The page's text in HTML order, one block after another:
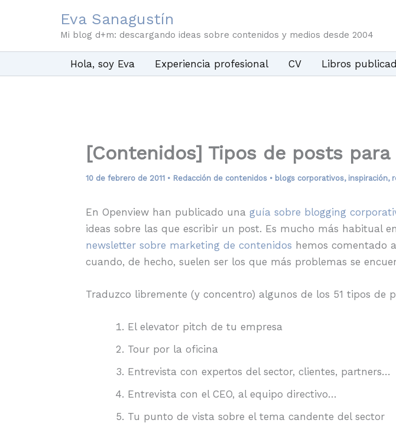
Eva Sanagustín
Mi blog d+m: descargando ideas sobre contenidos y medios desde 2004
Hola, soy Eva Experiencia profesional CV Libros
[Contenidos] Tipos de posts
10 de febrero de 2011 • Redacción de contenidos• blogs corporativos, inspiración,
En Openview han publicado una guía sobre blogging
ideas sobre las que escribir un post. Es mucho más habitual
newsletter sobre marketing de contenidos hemos comentado
cuando, de hecho, suelen ser los que más problemas se
Traduzco libremente (y concentro) algunos de los 51 tipos de
El elevator pitch de tu empresa
Tour por la oficina
Entrevista con expertos del sector, clientes, partners…
Entrevista con el CEO, al equipo directivo…
Tu punto de vista sobre el tema candente del sector